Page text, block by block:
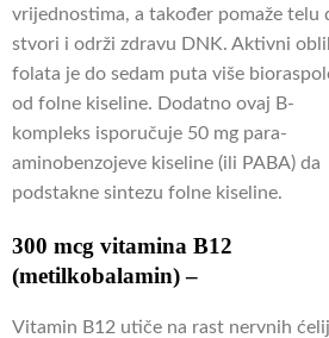
vrijednostima, a također pomaže telu
stvori i održi zdravu DNK. Aktivni
folata je do sedam puta više
od folne kiseline. Dodatno ovaj B-
kompleks isporučuje 50 mg para-
aminobenzojeve kiseline (ili PABA) da
podstakne sintezu folne kiseline.
300 mcg vitamina B12
(metilkobalamin) –
Vitamin B12 utiče na rast nervnih